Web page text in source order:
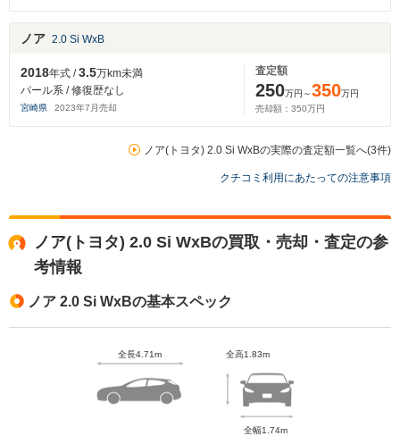
ノア 2.0 Si WxB
2018年式 /3.5万km未満
パール系 / 修復歴なし
宮崎県 2023年7 月売却
査定額
250万円～350万円
売却額： 350万円
ノア(トヨタ) 2.0 Si WxBの実際の査定額一覧へ(3件)
クチコミ利用にあたっての注意事項
ノア(トヨタ) 2.0 Si WxBの買取・売却・査定の参
考情報
ノア 2.0 Si WxBの基本スペック
全長4.71m 全高1.83m
全幅1.74m